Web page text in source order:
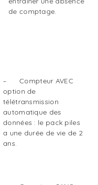
de comptage.
– Compteur AVEC
option de
télétransmission
automatique des
données : le pack piles
a une durée de vie de 2
ans.